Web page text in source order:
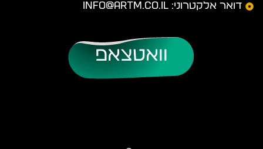
דואר אלקטרוני: info@artm.co.il
וואטצאפ